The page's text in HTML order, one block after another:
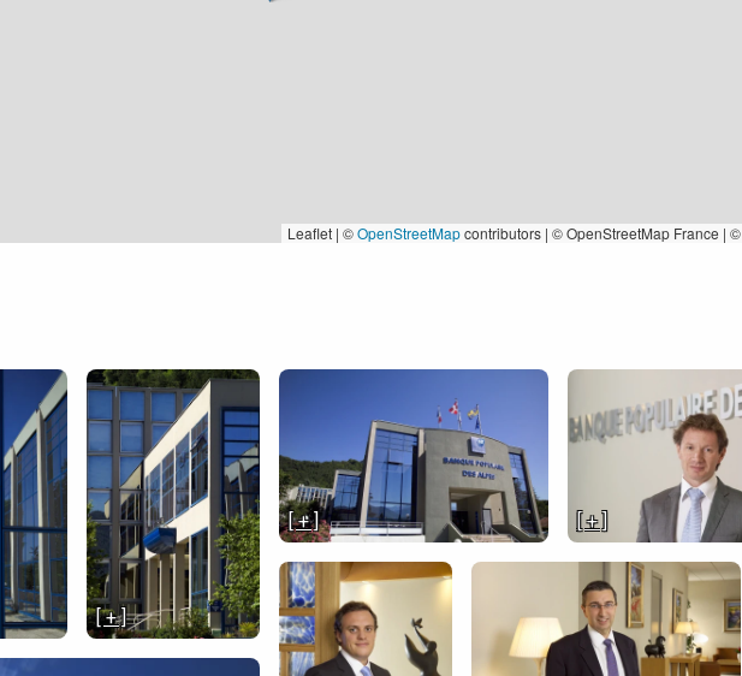
Leaflet | ©OpenStreetMapcontributors | © OpenStreetMap France | ©
[ + ]
[ + ] [ + ]